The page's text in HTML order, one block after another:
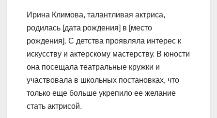
Ирина Климова, талантливая актриса,
родилась [дата рождения] в [место
рождения]. С детства проявляла интерес к
искусству и актерскому мастерству. В юности
она посещала театральные кружки и
участвовала в школьных постановках, что
только еще больше укрепило ее желание
стать актрисой.